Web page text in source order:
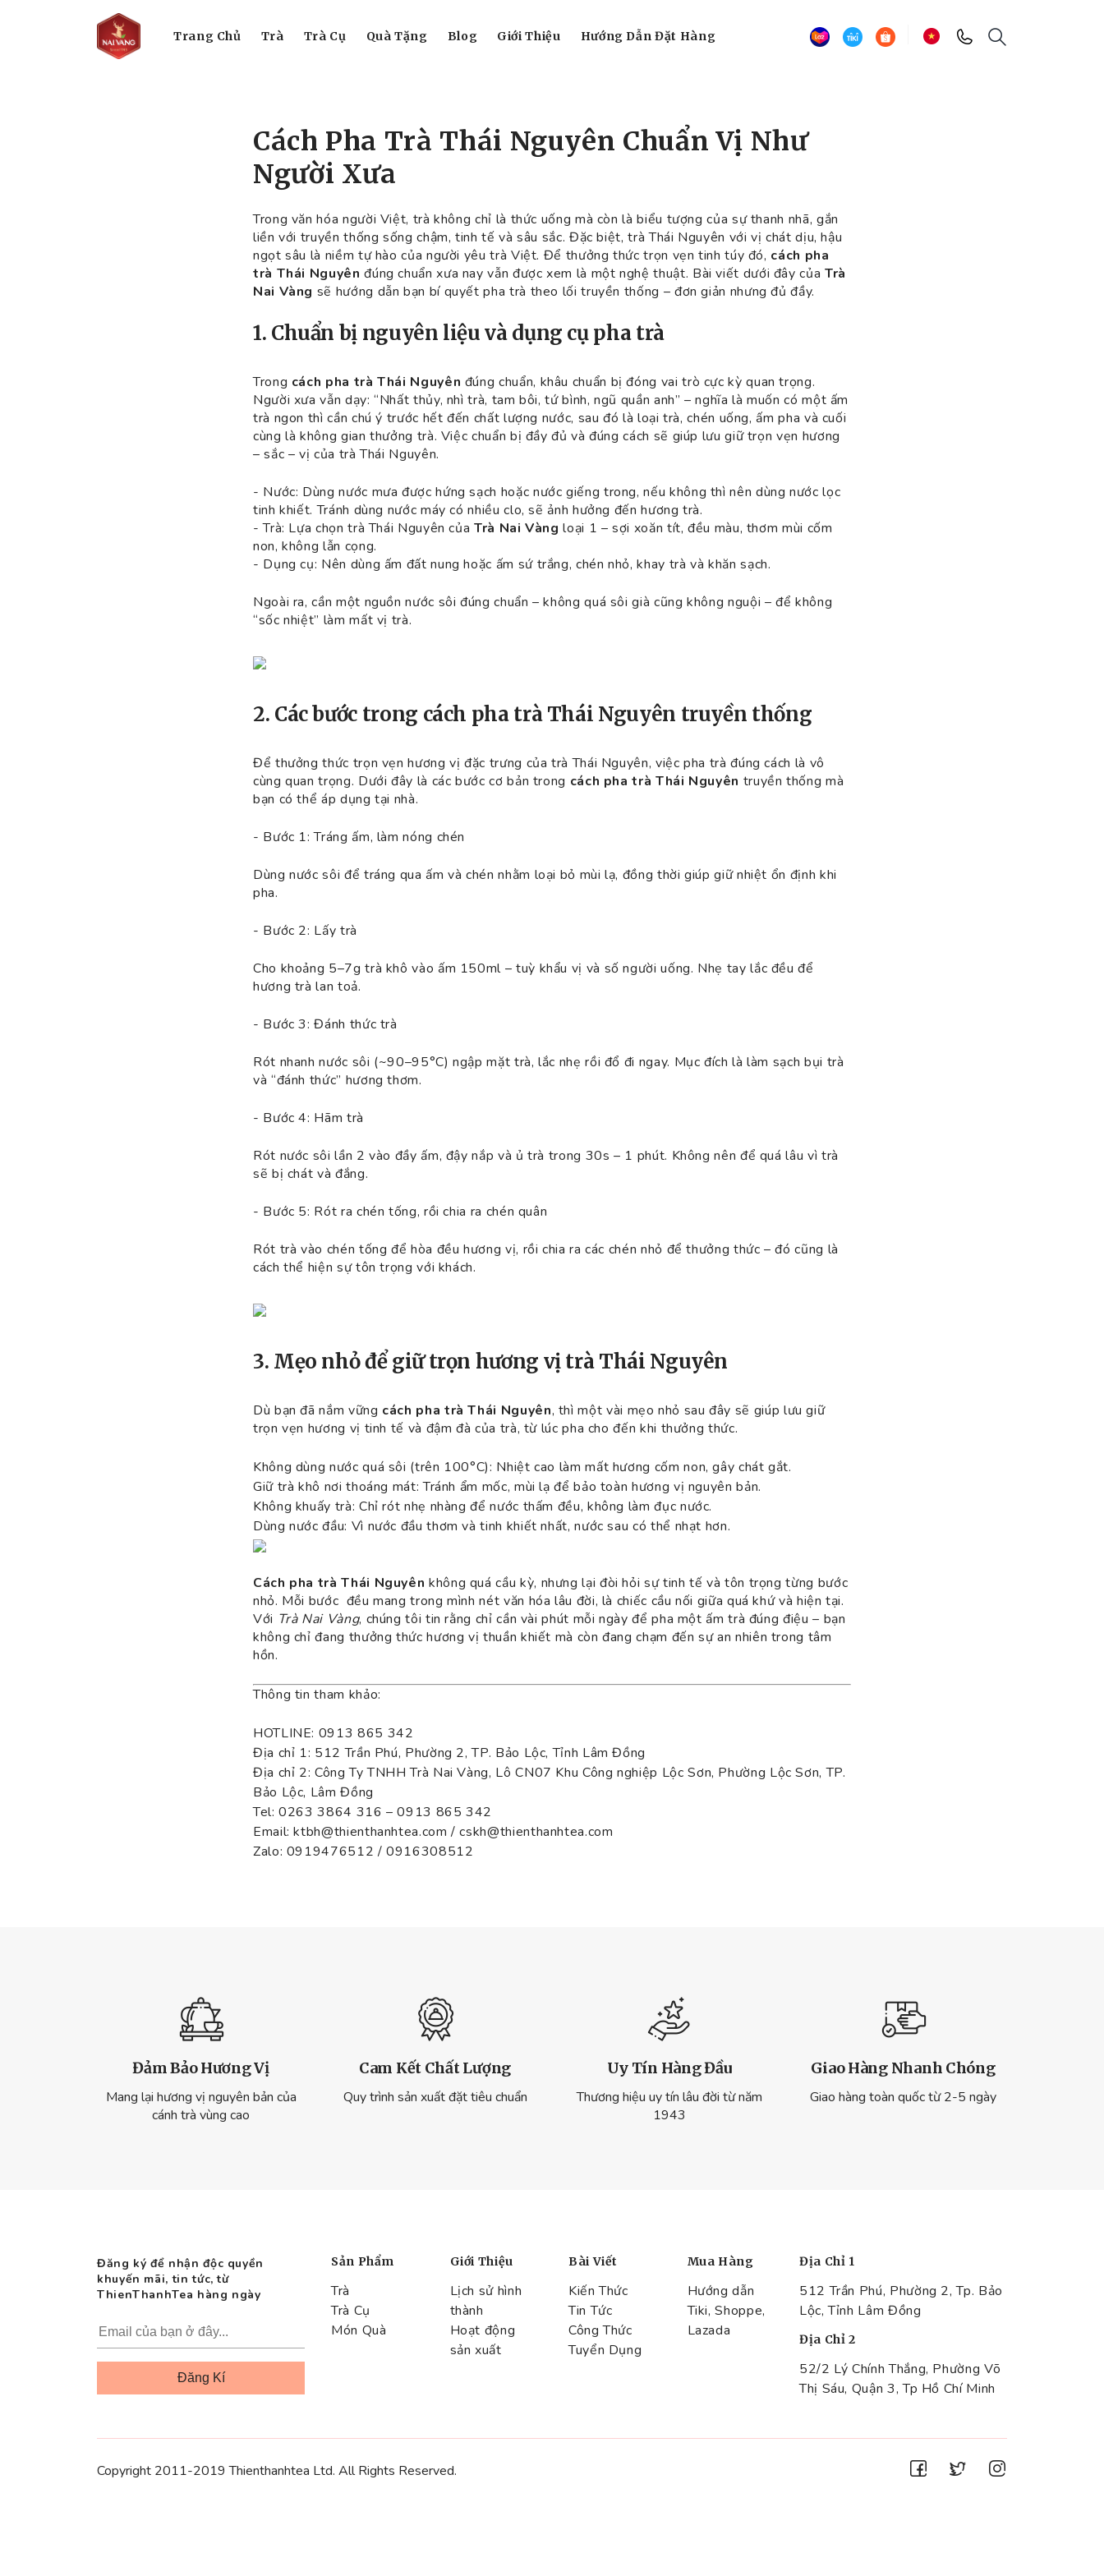
Trang Chủ Trà Trà Cụ Quà Tặng Blog Giới Thiệu Hướng Dẫn Đặt Hàng
Cách Pha Trà Thái Nguyên Chuẩn Vị Như
Người Xưa
Trong văn hóa người Việt, trà không chỉ là thức uống mà còn là biểu tượng của sự thanh nhã, gắn
liền với truyền thống sống chậm, tinh tế và sâu sắc. Đặc biệt, trà Thái Nguyên với vị chát dịu, hậu
ngọt sâu là niềm tự hào của người yêu trà Việt. Để thưởng thức trọn vẹn tinh túy đó, cách pha
trà Thái Nguyên đúng chuẩn xưa nay vẫn được xem là một nghệ thuật. Bài viết dưới đây của Trà
Nai Vàng sẽ hướng dẫn bạn bí quyết pha trà theo lối truyền thống – đơn giản nhưng đủ đầy.
1. Chuẩn bị nguyên liệu và dụng cụ pha trà
Trong cách pha trà Thái Nguyên đúng chuẩn, khâu chuẩn bị đóng vai trò cực kỳ quan trọng.
Người xưa vẫn dạy: “Nhất thủy, nhì trà, tam bôi, tứ bình, ngũ quần anh” – nghĩa là muốn có một ấm
trà ngon thì cần chú ý trước hết đến chất lượng nước, sau đó là loại trà, chén uống, ấm pha và cuối
cùng là không gian thưởng trà. Việc chuẩn bị đầy đủ và đúng cách sẽ giúp lưu giữ trọn vẹn hương
– sắc – vị của trà Thái Nguyên.
- Nước: Dùng nước mưa được hứng sạch hoặc nước giếng trong, nếu không thì nên dùng nước lọc
tinh khiết. Tránh dùng nước máy có nhiều clo, sẽ ảnh hưởng đến hương trà.
- Trà: Lựa chọn trà Thái Nguyên củaTrà Nai Vàng loại 1 – sợi xoăn tít, đều màu, thơm mùi cốm
non, không lẫn cọng.
- Dụng cụ: Nên dùng ấm đất nung hoặc ấm sứ trắng, chén nhỏ, khay trà và khăn sạch.
Ngoài ra, cần một nguồn nước sôi đúng chuẩn – không quá sôi già cũng không nguội – để không
“sốc nhiệt” làm mất vị trà.
2. Các bước trong cách pha trà Thái Nguyên truyền thống
Để thưởng thức trọn vẹn hương vị đặc trưng của trà Thái Nguyên, việc pha trà đúng cách là vô
cùng quan trọng. Dưới đây là các bước cơ bản trong cách pha trà Thái Nguyên truyền thống mà
bạn có thể áp dụng tại nhà.
- Bước 1: Tráng ấm, làm nóng chén
Dùng nước sôi để tráng qua ấm và chén nhằm loại bỏ mùi lạ, đồng thời giúp giữ nhiệt ổn định khi
pha.
- Bước 2: Lấy trà
Cho khoảng 5–7g trà khô vào ấm 150ml – tuỳ khẩu vị và số người uống. Nhẹ tay lắc đều để
hương trà lan toả.
- Bước 3: Đánh thức trà
Rót nhanh nước sôi (~90–95°C) ngập mặt trà, lắc nhẹ rồi đổ đi ngay. Mục đích là làm sạch bụi trà
và “đánh thức” hương thơm.
- Bước 4: Hãm trà
Rót nước sôi lần 2 vào đầy ấm, đậy nắp và ủ trà trong 30s – 1 phút. Không nên để quá lâu vì trà
sẽ bị chát và đắng.
- Bước 5: Rót ra chén tống, rồi chia ra chén quân
Rót trà vào chén tống để hòa đều hương vị, rồi chia ra các chén nhỏ để thưởng thức – đó cũng là
cách thể hiện sự tôn trọng với khách.
3. Mẹo nhỏ để giữ trọn hương vị trà Thái Nguyên
Dù bạn đã nắm vững cách pha trà Thái Nguyên, thì một vài mẹo nhỏ sau đây sẽ giúp lưu giữ
trọn vẹn hương vị tinh tế và đậm đà của trà, từ lúc pha cho đến khi thưởng thức.
Không dùng nước quá sôi (trên 100°C): Nhiệt cao làm mất hương cốm non, gây chát gắt.
Giữ trà khô nơi thoáng mát: Tránh ẩm mốc, mùi lạ để bảo toàn hương vị nguyên bản.
Không khuấy trà: Chỉ rót nhẹ nhàng để nước thấm đều, không làm đục nước.
Dùng nước đầu: Vì nước đầu thơm và tinh khiết nhất, nước sau có thể nhạt hơn.
Cách pha trà Thái Nguyên không quá cầu kỳ, nhưng lại đòi hỏi sự tinh tế và tôn trọng từng bước
nhỏ. Mỗi bước đều mang trong mình nét văn hóa lâu đời, là chiếc cầu nối giữa quá khứ và hiện tại.
Với Trà Nai Vàng, chúng tôi tin rằng chỉ cần vài phút mỗi ngày để pha một ấm trà đúng điệu – bạn
không chỉ đang thưởng thức hương vị thuần khiết mà còn đang chạm đến sự an nhiên trong tâm
hồn.
Thông tin tham khảo:
HOTLINE: 0913 865 342
Địa chỉ 1: 512 Trần Phú, Phường 2, TP. Bảo Lộc, Tỉnh Lâm Đồng
Địa chỉ 2: Công Ty TNHH Trà Nai Vàng, Lô CN07 Khu Công nghiệp Lộc Sơn, Phường Lộc Sơn, TP.
Bảo Lộc, Lâm Đồng
Tel: 0263 3864 316 – 0913 865 342
Email: ktbh@thienthanhtea.com / cskh@thienthanhtea.com
Zalo: 0919476512 / 0916308512
Đảm Bảo Hương Vị
Mang lại hương vị nguyên bản của
cánh trà vùng cao
Cam Kết Chất Lượng
Quy trình sản xuất đặt tiêu chuẩn
Uy Tín Hàng Đầu
Thương hiệu uy tín lâu đời từ năm
1943
Giao Hàng Nhanh Chóng
Giao hàng toàn quốc từ 2-5 ngày
Đăng ký để nhận độc quyền
khuyến mãi, tin tức, từ
ThienThanhTea hàng ngày
Sản Phẩm
Trà
Trà Cụ
Món Quà
Giới Thiệu
Lịch sử hình
thành
Hoạt động
sản xuất
Bài Viết
Kiến Thức
Tin Tức
Công Thức
Tuyển Dụng
Mua Hàng
Hướng dẫn
Tiki, Shoppe,
Lazada
Địa Chỉ 1
512 Trần Phú, Phường 2, Tp. Bảo
Lộc, Tỉnh Lâm Đồng
Địa Chỉ 2
52/2 Lý Chính Thắng, Phường Võ
Thị Sáu, Quận 3, Tp Hồ Chí Minh
Copyright 2011-2019 Thienthanhtea Ltd. All Rights Reserved.